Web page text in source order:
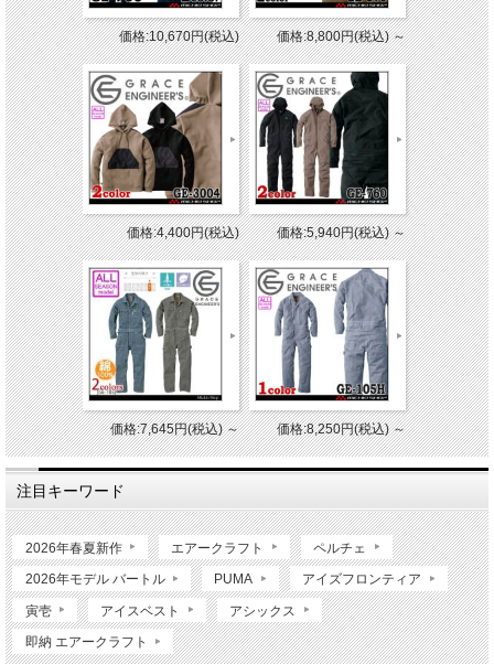
価格:10,670円(税込) 価格:8,800円(税込)～
価格:4,400円(税込) 価格:5,940円(税込)～
価格:7,645円(税込)～ 価格:8,250円(税込)～
注目キーワード
2026年春夏新作 エアークラフト ペルチェ
2026年モデル バートル PUMA アイズフロンティア
寅壱 アイスベスト アシックス
即納 エアークラフト